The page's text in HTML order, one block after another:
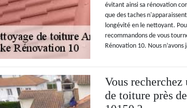
évitant ainsi sa rénovation
que des taches
longévité en le nettoyant.
recommandons de vous
Rénovation 10. Nous n’avons
Vous
de toiture près